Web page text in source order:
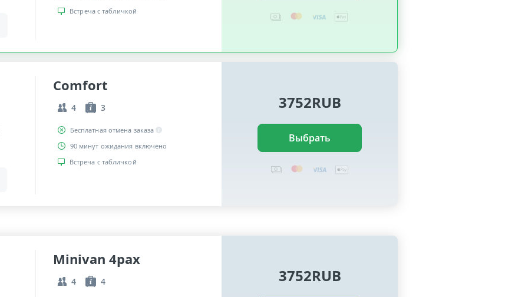
Встреча с табличкой
Comfort
4 3
Бесплатная отмена заказа
90 минут ожидания включено
Встреча с табличкой
3752RUB
Выбрать
Minivan 4pax
4 4 3752RUB